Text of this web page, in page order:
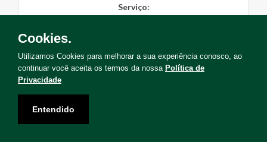
Serviço:
Cookies.
Utilizamos Cookies para melhorar a sua experiência conosco, ao
continuar você aceita os termos da nossa Política de
Privacidade
Entendido